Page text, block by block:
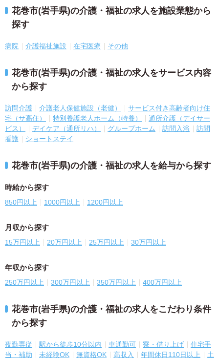
花巻市(岩手県)の介護・福祉の求人を施設業態から
探す
病院 介護福祉施設 在宅医療 その他
花巻市(岩手県)の介護・福祉の求人をサービス内容
から探す
訪問介護 介護老人保健施設（老健）
サービス付き高齢者向け住
宅（サ高住）
特別養護老人ホーム（特養）
通所介護（デイサー
ビス）
デイケア（通所リハ） グループホーム 訪問入浴
訪問
看護
ショートステイ
花巻市(岩手県)の介護・福祉の求人を給与から探す
時給から探す
850円以上 1000円以上 1200円以上
月収から探す
15万円以上 20万円以上 25万円以上 30万円以上
年収から探す
250万円以上 300万円以上 350万円以上 400万円以上
花巻市(岩手県)の介護・福祉の求人をこだわり条件
から探す
夜勤専従 駅から徒歩10分以内 車通勤可 寮・借り上げ
住宅手
当・補助
未経験OK 無資格OK 高収入 年間休日110日以上 土